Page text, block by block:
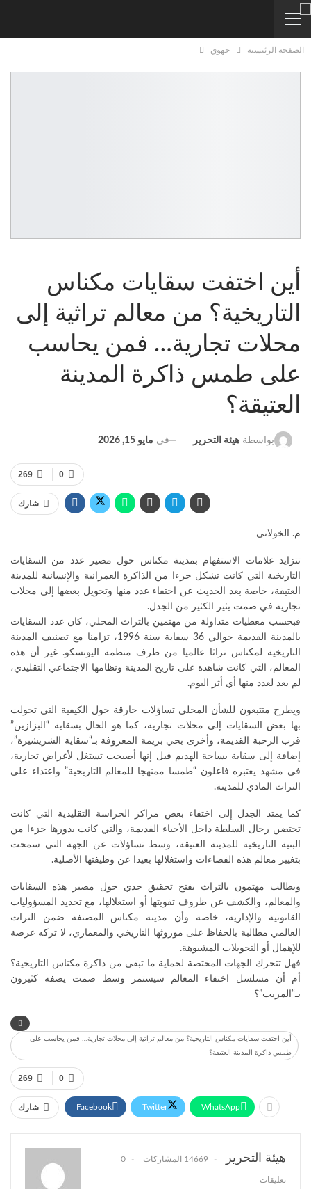
الصفحة الرئيسية جهوي
أين اختفت سقايات مكناس
التاريخية؟ من معالم تراثية إلى
محلات تجارية… فمن يحاسب
على طمس ذاكرة المدينة
العتيقة؟
بواسطة هيئة التحرير في مايو 15, 2026
0
269
شارك
م. الخولاني
تتزايد علامات الاستفهام بمدينة مكناس حول مصير عدد من السقايات
التاريخية التي كانت تشكل جزءا من الذاكرة العمرانية والإنسانية للمدينة
العتيقة، خاصة بعد الحديث عن اختفاء عدد منها وتحويل بعضها إلى محلات
تجارية في صمت يثير الكثير من الجدل.
فبحسب معطيات متداولة من مهتمين بالتراث المحلي، كان عدد السقايات
بالمدينة القديمة حوالي 36 سقاية سنة 1996، تزامنا مع تصنيف المدينة
التاريخية لمكناس تراثا عالميا من طرف منظمة اليونسكو. غير أن هذه
المعالم، التي كانت شاهدة على تاريخ المدينة ونظامها الاجتماعي التقليدي،
لم يعد لعدد منها أي أثر اليوم.
ويطرح متتبعون للشأن المحلي تساؤلات حارقة حول الكيفية التي تحولت
بها بعض السقايات إلى محلات تجارية، كما هو الحال بسقاية “البزازين”
قرب الرحبة القديمة، وأخرى بحي بريمة المعروفة بـ“سقاية الشريشيرة”،
إضافة إلى سقاية بساحة الهديم قيل إنها أصبحت تستغل لأغراض تجارية،
في مشهد يعتبره فاعلون “طمسا ممنهجا للمعالم التاريخية” واعتداء على
التراث المادي للمدينة.
كما يمتد الجدل إلى اختفاء بعض مراكز الحراسة التقليدية التي كانت
تحتضن رجال السلطة داخل الأحياء القديمة، والتي كانت بدورها جزءا من
البنية التاريخية للمدينة العتيقة، وسط تساؤلات عن الجهة التي سمحت
بتغيير معالم هذه الفضاءات واستغلالها بعيدا عن وظيفتها الأصلية.
ويطالب مهتمون بالتراث بفتح تحقيق جدي حول مصير هذه السقايات
والمعالم، والكشف عن ظروف تفويتها أو استغلالها، مع تحديد المسؤوليات
القانونية والإدارية، خاصة وأن مدينة مكناس المصنفة ضمن التراث
العالمي مطالبة بالحفاظ على موروثها التاريخي والمعماري، لا تركه عرضة
للإهمال أو التحويلات المشبوهة.
فهل تتحرك الجهات المختصة لحماية ما تبقى من ذاكرة مكناس التاريخية؟
أم أن مسلسل اختفاء المعالم سيستمر وسط صمت يصفه كثيرون
بـ“المريب”؟
أين اختفت سقايات مكناس التاريخية؟ من معالم تراثية إلى محلات تجارية… فمن يحاسب على
طمس ذاكرة المدينة العتيقة؟
0
269
شارك Facebook Twitter WhatsApp
هيئة التحرير 14669 المشاركات 0
تعليقات